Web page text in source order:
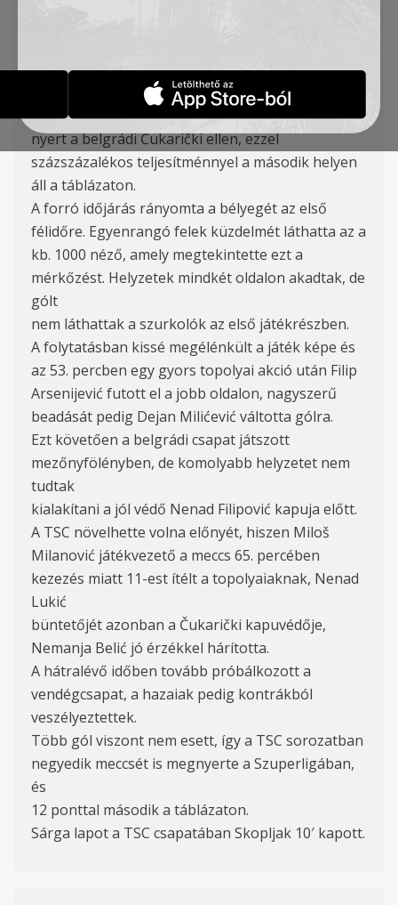
A TSC labdarúgócsapata folytatta jó szereplését a
Szerb Szuperligában. A negyedik fordulóban a
zentai Városi Stadionban a topolyai csapat 1:0-ra
nyert a belgrádi Čukarički ellen, ezzel
százszázalékos teljesítménnyel a második helyen
áll a táblázaton.
A forró időjárás rányomta a bélyegét az első
félidőre. Egyenrangó felek küzdelmét láthatta az a
kb. 1000 néző, amely megtekintette ezt a
mérkőzést. Helyzetek mindkét oldalon akadtak, de
gólt
nem láthattak a szurkolók az első játékrészben.
A folytatásban kissé megélénkült a játék képe és
az 53. percben egy gyors topolyai akció után Filip
Arsenijević futott el a jobb oldalon, nagyszerű
beadását pedig Dejan Milićević váltotta gólra.
Ezt követően a belgrádi csapat játszott
mezőnyfölényben, de komolyabb helyzetet nem
tudtak
kialakítani a jól védő Nenad Filipović kapuja előtt.
A TSC növelhette volna előnyét, hiszen Miloš
Milanović játékvezető a meccs 65. percében
kezezés miatt 11-est ítélt a topolyaiaknak, Nenad
Lukić
büntetőjét azonban a Čukarički kapuvédője,
Nemanja Belić jó érzékkel hárította.
A hátralévő időben tovább próbálkozott a
vendégcsapat, a hazaiak pedig kontrákból
veszélyeztettek.
Több gól viszont nem esett, így a TSC sorozatban
negyedik meccsét is megnyerte a Szuperligában,
és
12 ponttal második a táblázaton.
Sárga lapot a TSC csapatában Skopljak 10′ kapott.